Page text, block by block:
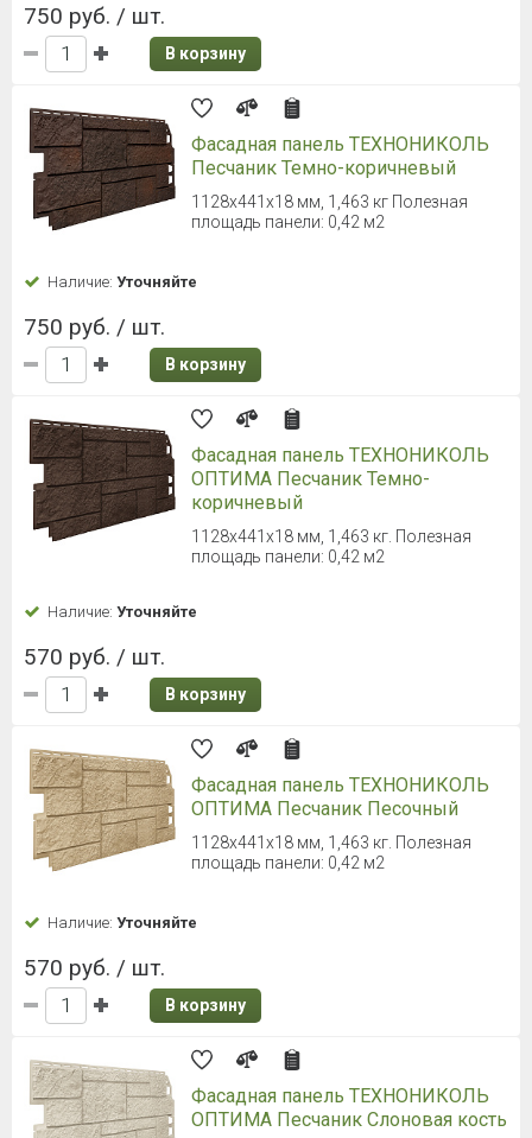
750 руб. / шт.
В корзину
Фасадная панель ТЕХНОНИКОЛЬ
Песчаник Темно-коричневый
1128х441х18 мм, 1,463 кг Полезная
площадь панели: 0,42 м2
Наличие: Уточняйте
750 руб. / шт.
В корзину
Фасадная панель ТЕХНОНИКОЛЬ
ОПТИМА Песчаник Темно-
коричневый
1128х441х18 мм, 1,463 кг. Полезная
площадь панели: 0,42 м2
Наличие: Уточняйте
570 руб. / шт.
В корзину
Фасадная панель ТЕХНОНИКОЛЬ
ОПТИМА Песчаник Песочный
1128х441х18 мм, 1,463 кг. Полезная
площадь панели: 0,42 м2
Наличие: Уточняйте
570 руб. / шт.
В корзину
Фасадная панель ТЕХНОНИКОЛЬ
ОПТИМА Песчаник Слоновая кость